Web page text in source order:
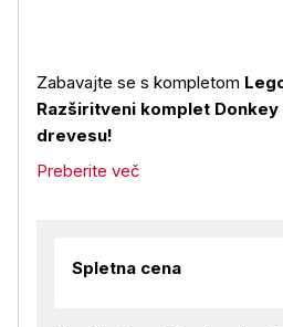
Zabavajte se s kompletom
Razširitveni komplet Donkey
drevesu!
Preberite več
Spletna cena